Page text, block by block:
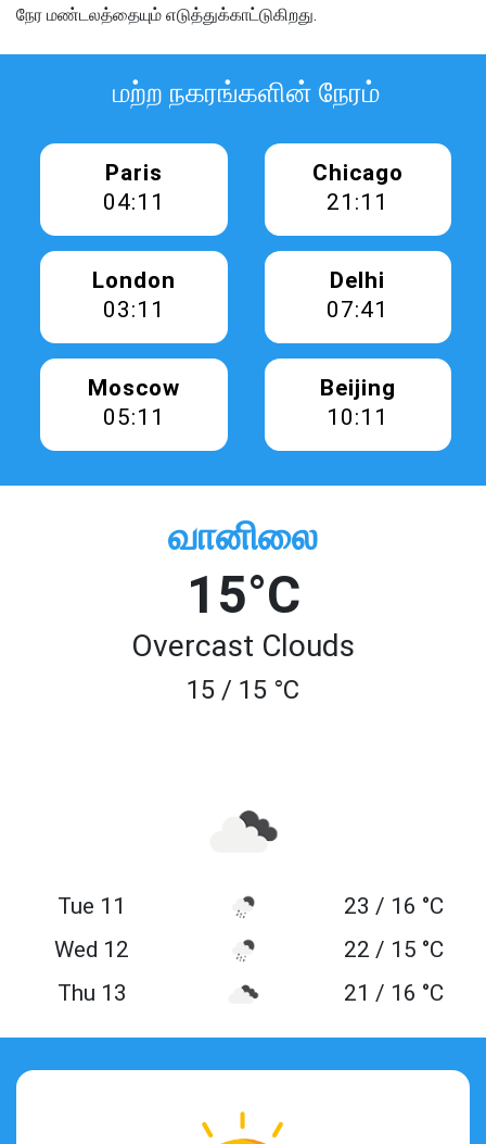
நேர மண்டலத்தையும் எடுத்துக்காட்டுகிறது.
மற்ற நகரங்களின் நேரம்
Paris
04:11
Chicago
21:11
London
03:11
Delhi
07:41
Moscow
05:11
Beijing
10:11
வானிலை
15°C
Overcast Clouds
15 / 15 °C
Tue 11
23 / 16 °C
Wed 12
22 / 15 °C
Thu 13
21 / 16 °C